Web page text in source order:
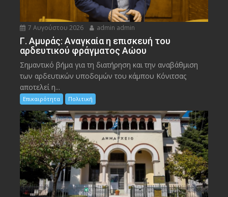
7 Αυγούστου 2026 admin admin
Γ. Αμυράς: Αναγκαία η επισκευή του
αρδευτικού φράγματος Αώου
Σημαντικό βήμα για τη διατήρηση και την αναβάθμιση
των αρδευτικών υποδομών του κάμπου Κόνιτσας
αποτελεί η...
Επικαιρότητα Πολιτική